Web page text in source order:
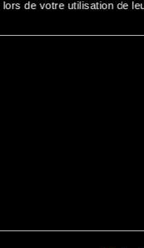
de votre utilisation de